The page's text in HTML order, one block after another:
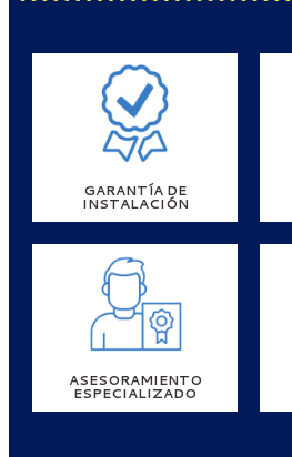
GARANTÍA DE
INSTALACIÓN
ASESORAMIENTO
ESPECIALIZADO